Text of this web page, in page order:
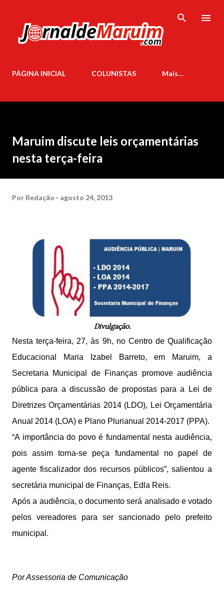
PÁGINA INICIAL COLUNISTAS Mais…
Maruim discute leis orçamentárias
nesta terça-feira
Por Redação agosto 24, 2013
Divulgação.
Nesta terça-feira, 27, às 9h, no Centro de Qualificação
Educacional Maria Izabel Barreto, em Maruim, a
Secretaria Municipal de Finanças promove audiência
pública para a discussão de propostas para a Lei de
Diretrizes Orçamentárias 2014 (LDO), Lei Orçamentária
Anual 2014 (LOA) e Plano Plurianual 2014-2017 (PPA).
“A importância do povo é fundamental nesta audiência,
pois assim torna-se peça fundamental no papel de
agente fiscalizador dos recursos públicos”, salientou a
secretária municipal de Finanças, Edla Reis.
Após a audiência, o documento será analisado e votado
pelos vereadores para ser sancionado pelo prefeito
municipal.
Por Assessoria de Comunicação